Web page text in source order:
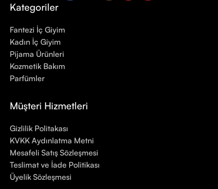
Kategoriler
Fantezi İç Giyim
Kadın İç Giyim
Pijama Ürünleri
Kozmetik Bakım
Parfümler
Müşteri Hizmetleri
Gizlilik Politakası
KVKK Aydınlatma Metni
Mesafeli Satış Sözleşmesi
Teslimat ve İade Politikası
Üyelik Sözleşmesi